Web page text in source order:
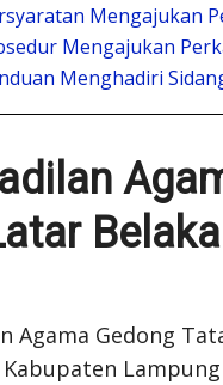
Mengajukan
Mengajukan
Menghadiri
Agama Gedong